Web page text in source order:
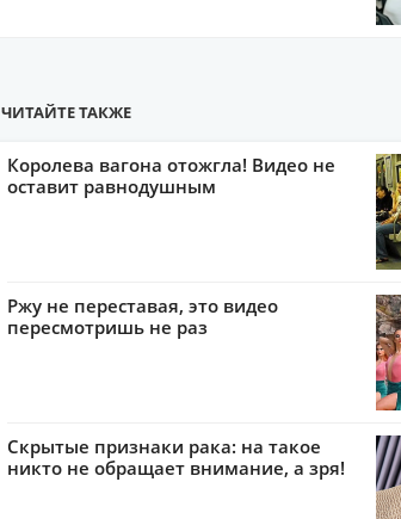
ЧИТАЙТЕ ТАКЖЕ
Королева вагона отожгла! Видео не
оставит равнодушным
Ржу не переставая, это видео
пересмотришь не раз
Скрытые признаки рака: на такое
никто не обращает внимание, а зря!